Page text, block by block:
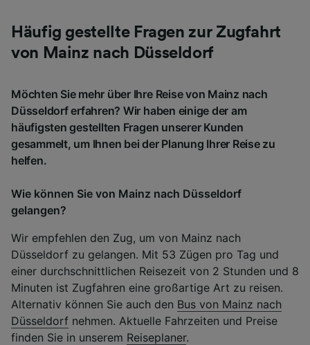
Häufig gestellte Fragen zur Zugfahrt
von Mainz nach Düsseldorf
Möchten Sie mehr über Ihre Reise von Mainz nach
Düsseldorf erfahren? Wir haben einige der am
häufigsten gestellten Fragen unserer Kunden
gesammelt, um Ihnen bei der Planung Ihrer Reise zu
helfen.
Wie können Sie von Mainz nach Düsseldorf
gelangen?
Wir empfehlen den Zug, um von Mainz nach
Düsseldorf zu gelangen. Mit 53 Zügen pro Tag und
einer durchschnittlichen Reisezeit von 2 Stunden und 8
Minuten ist Zugfahren eine großartige Art zu reisen.
Alternativ können Sie auch den Bus von Mainz nach
Düsseldorf nehmen. Aktuelle Fahrzeiten und Preise
finden Sie in unserem Reiseplaner.